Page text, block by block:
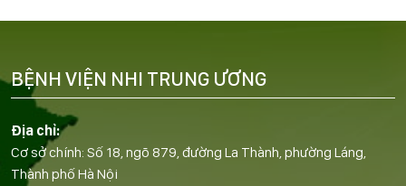
Địa chỉ:
Cơ sở chính: Số 18, ngõ 879, đường La Thành, phường Láng,
Thành phố Hà Nội
BỆNH VIỆN NHI TRUNG ƯƠNG